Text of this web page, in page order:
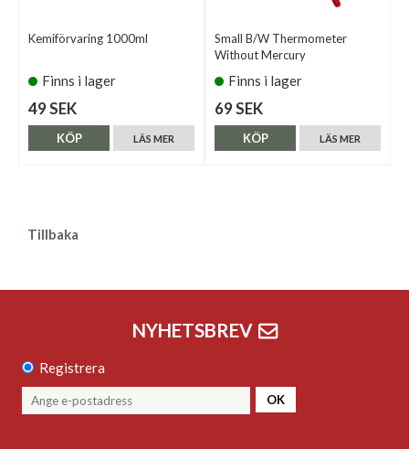
Kemiförvaring 1000ml
Finns i lager
49 SEK
LÄS MER
KÖP
Small B/W Thermometer
Without Mercury
Finns i lager
69 SEK
LÄS MER
KÖP
Tillbaka
NYHETSBREV
Registrera
OK